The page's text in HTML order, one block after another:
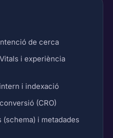
de cerca
i experiència
i indexació
(CRO)
i metadades